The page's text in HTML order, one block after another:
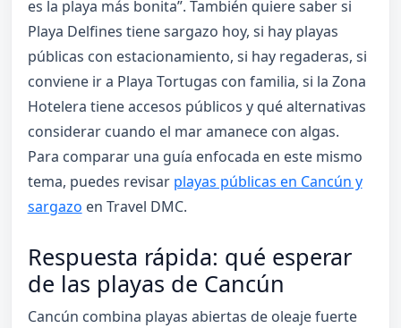
es la playa más bonita”. También quiere saber si
Playa Delfines tiene sargazo hoy, si hay playas
públicas con estacionamiento, si hay regaderas, si
conviene ir a Playa Tortugas con familia, si la Zona
Hotelera tiene accesos públicos y qué alternativas
considerar cuando el mar amanece con algas.
Para comparar una guía enfocada en este mismo
tema, puedes revisar playas públicas en Cancún y
sargazo en Travel DMC.
Respuesta rápida: qué esperar
de las playas de Cancún
Cancún combina playas abiertas de oleaje fuerte